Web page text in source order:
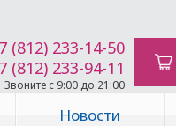
(812) 233-14-50
(812) 233-94-11
Звоните с 9:00 до 21:00
Новости